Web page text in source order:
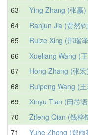
63 Ying Zhang (张赢)
64 Ranjun Jia (贾然
65 Ruize Xing (邢瑞
66 Xueliang Wang (
67 Hong Zhang (张宏)
68 Ruipeng Wang (
69 Xinyu Tian (田芯
70 Zifeng Qian (钱梓
71 Yuhe Zheng (郑雨